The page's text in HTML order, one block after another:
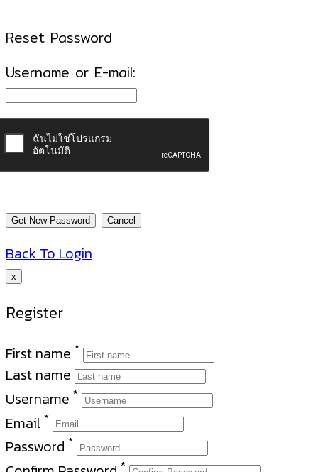
Reset Password
Username or E-mail:
Back To Login
x
Register
First name *
Last name
Username *
Email *
Password *
*